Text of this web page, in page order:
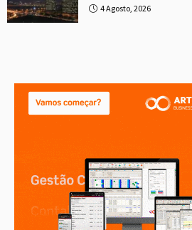
4 Agosto, 2026